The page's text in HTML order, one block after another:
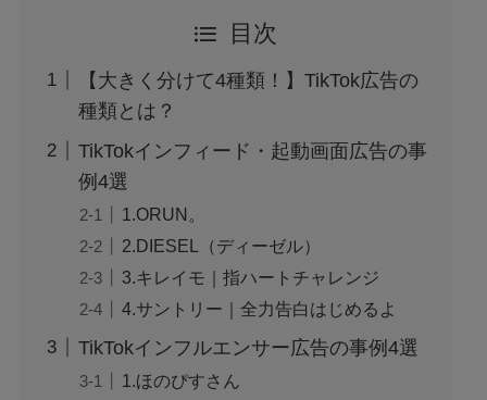
目次
【大きく分けて4種類！】TikTok広告の
種類とは？
TikTokインフィード・起動画面広告の事
例4選
1.ORUN。
2.DIESEL（ディーゼル）
3.キレイモ｜指ハートチャレンジ
4.サントリー｜全力告白はじめるよ
TikTokインフルエンサー広告の事例4選
1.ほのぴすさん